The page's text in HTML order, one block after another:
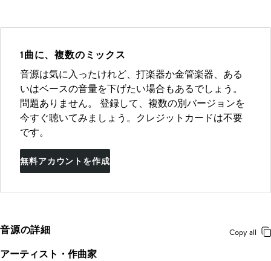
1曲に、複数のミックス
音源は気に入ったけれど、打楽器か金管楽器、ある
いはベースの音量を下げたい場合もあるでしょう。
問題ありません。 登録して、複数の別バージョンを
今すぐ聴いてみましょう。クレジットカードは不要
です。
無料アカウントを作成
音源の詳細 Copy all
アーティスト・作曲家